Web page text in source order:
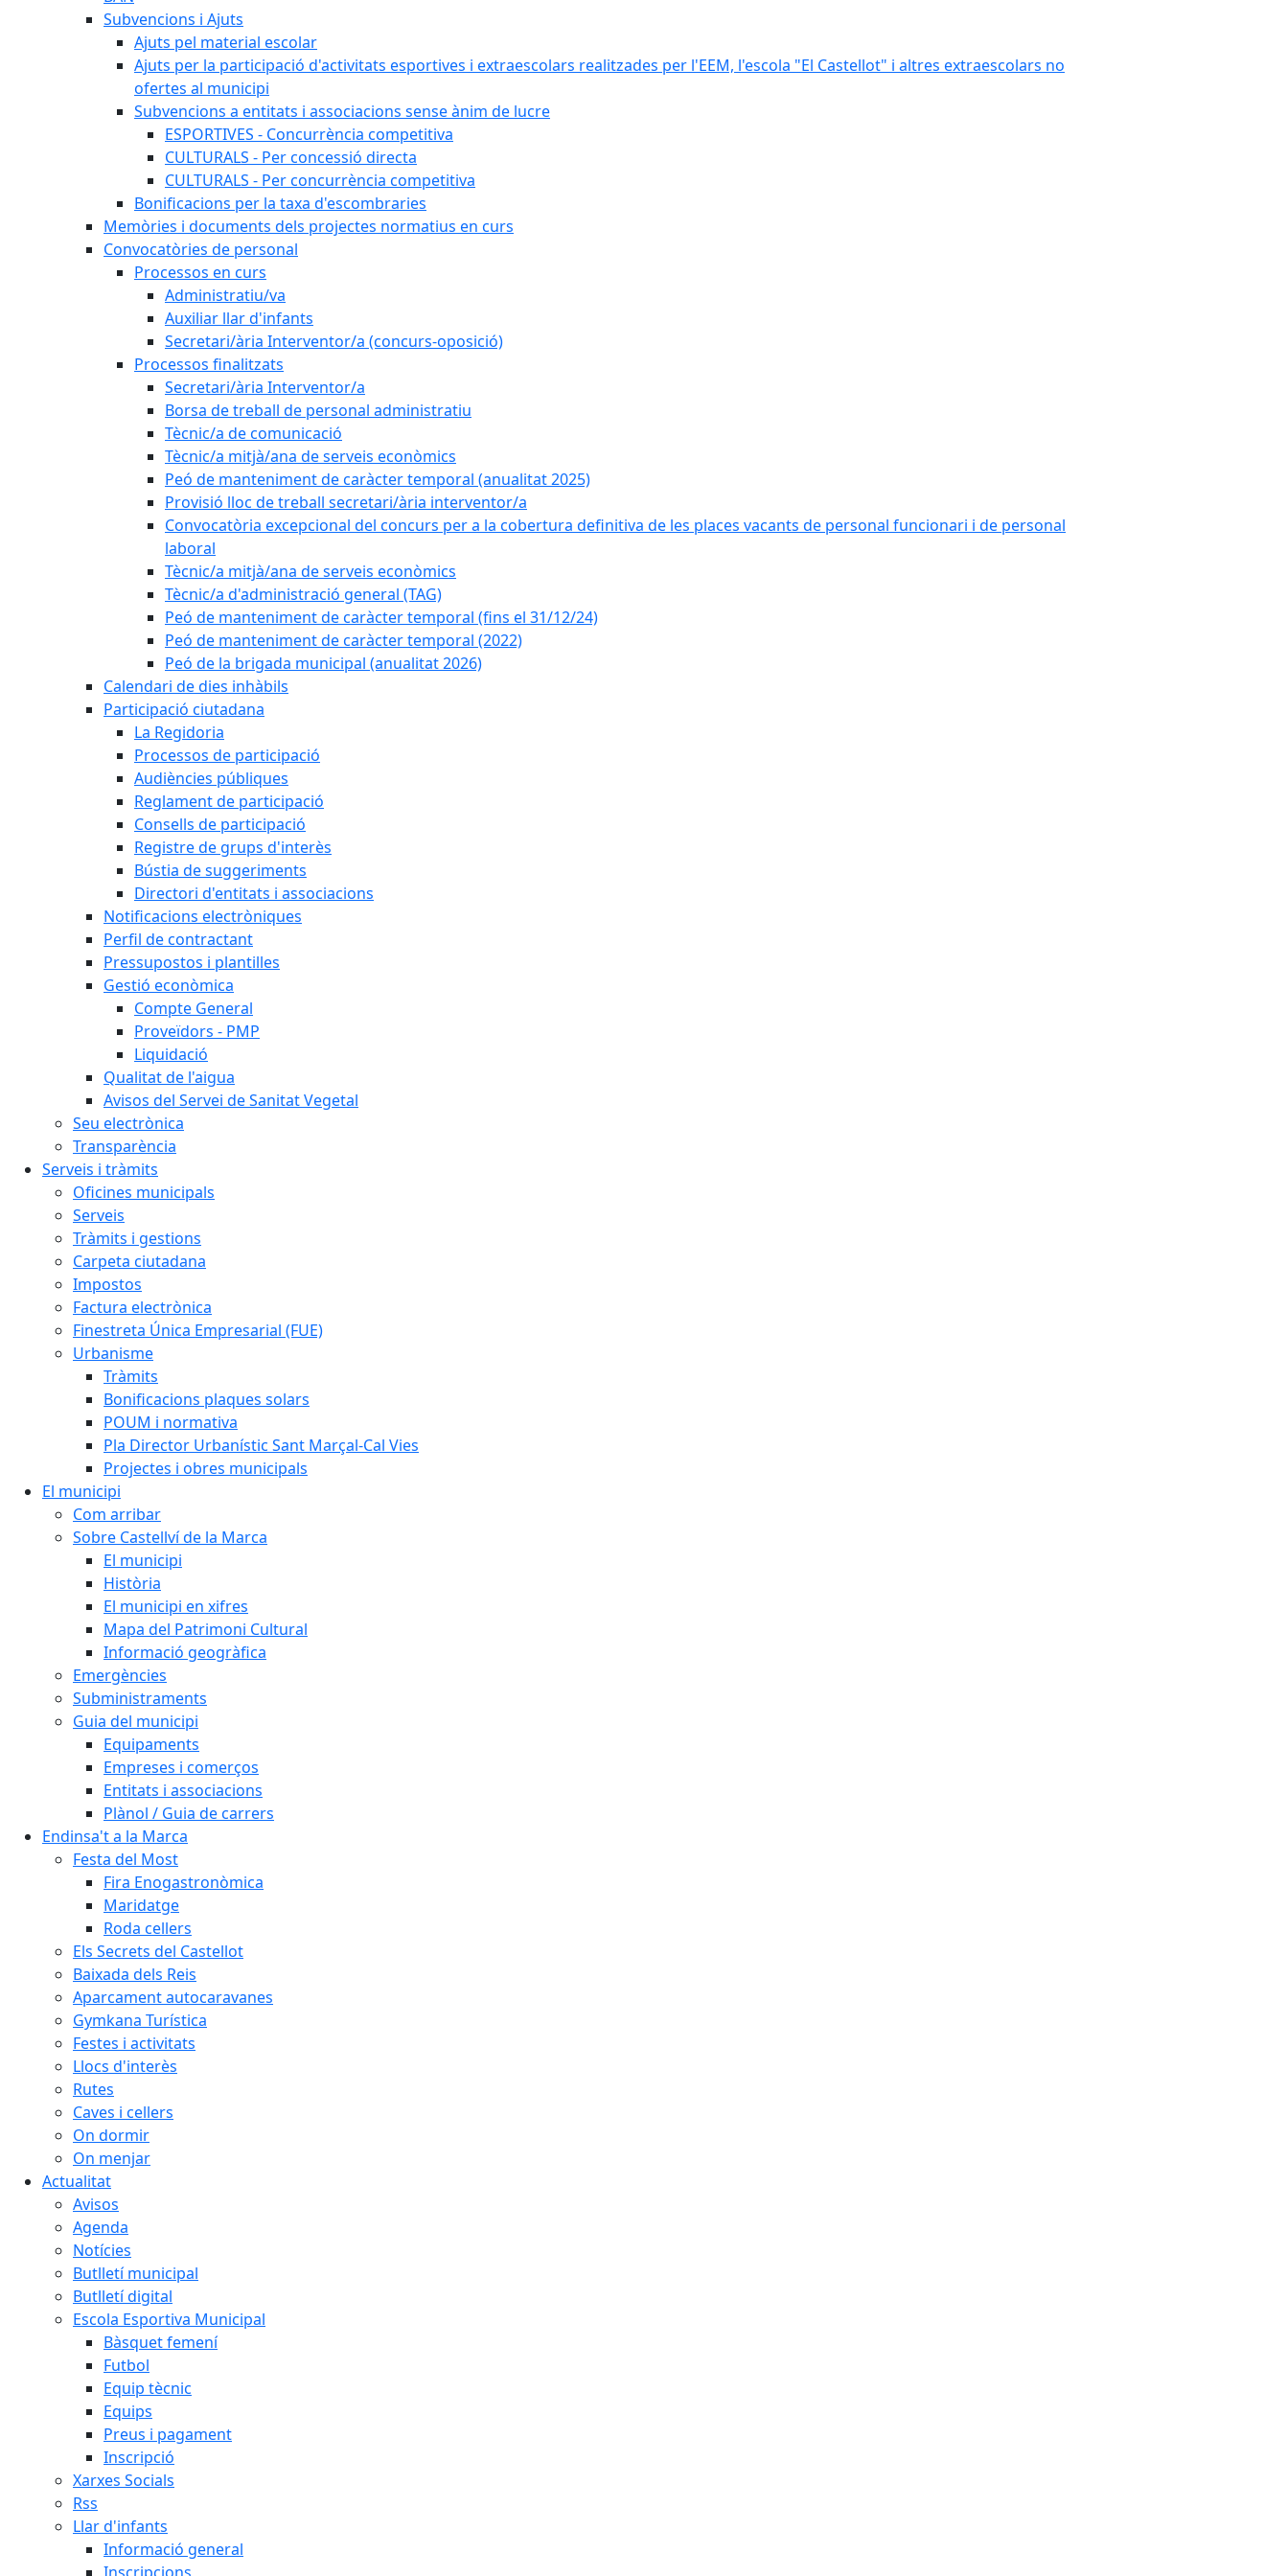
Subvencions i Ajuts
Ajuts pel material escolar
Ajuts per la participació d'activitats esportives i extraescolars realitzades per l'EEM, l'escola "El Castellot" i altres extraescolars no
ofertes al municipi
Subvencions a entitats i associacions sense ànim de lucre
ESPORTIVES - Concurrència competitiva
CULTURALS - Per concessió directa
CULTURALS - Per concurrència competitiva
Bonificacions per la taxa d'escombraries
Memòries i documents dels projectes normatius en curs
Convocatòries de personal
Processos en curs
Administratiu/va
Auxiliar llar d'infants
Secretari/ària Interventor/a (concurs-oposició)
Processos finalitzats
Secretari/ària Interventor/a
Borsa de treball de personal administratiu
Tècnic/a de comunicació
Tècnic/a mitjà/ana de serveis econòmics
Peó de manteniment de caràcter temporal (anualitat 2025)
Provisió lloc de treball secretari/ària interventor/a
Convocatòria excepcional del concurs per a la cobertura definitiva de les places vacants de personal funcionari i de personal
laboral
Tècnic/a mitjà/ana de serveis econòmics
Tècnic/a d'administració general (TAG)
Peó de manteniment de caràcter temporal (fins el 31/12/24)
Peó de manteniment de caràcter temporal (2022)
Peó de la brigada municipal (anualitat 2026)
Calendari de dies inhàbils
Participació ciutadana
La Regidoria
Processos de participació
Audiències públiques
Reglament de participació
Consells de participació
Registre de grups d'interès
Bústia de suggeriments
Directori d'entitats i associacions
Notificacions electròniques
Perfil de contractant
Pressupostos i plantilles
Gestió econòmica
Compte General
Proveïdors - PMP
Liquidació
Qualitat de l'aigua
Avisos del Servei de Sanitat Vegetal
Seu electrònica
Transparència
Serveis i tràmits
Oficines municipals
Serveis
Tràmits i gestions
Carpeta ciutadana
Impostos
Factura electrònica
Finestreta Única Empresarial (FUE)
Urbanisme
Tràmits
Bonificacions plaques solars
POUM i normativa
Pla Director Urbanístic Sant Marçal-Cal Vies
Projectes i obres municipals
El municipi
Com arribar
Sobre Castellví de la Marca
El municipi
Història
El municipi en xifres
Mapa del Patrimoni Cultural
Informació geogràfica
Emergències
Subministraments
Guia del municipi
Equipaments
Empreses i comerços
Entitats i associacions
Plànol / Guia de carrers
Endinsa't a la Marca
Festa del Most
Fira Enogastronòmica
Maridatge
Roda cellers
Els Secrets del Castellot
Baixada dels Reis
Aparcament autocaravanes
Gymkana Turística
Festes i activitats
Llocs d'interès
Rutes
Caves i cellers
On dormir
On menjar
Actualitat
Avisos
Agenda
Notícies
Butlletí municipal
Butlletí digital
Escola Esportiva Municipal
Bàsquet femení
Futbol
Equip tècnic
Equips
Preus i pagament
Inscripció
Xarxes Socials
Rss
Llar d'infants
Informació general